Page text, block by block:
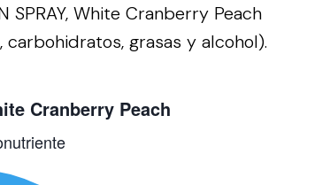
White Cranberry Peach
grasas y alcohol).